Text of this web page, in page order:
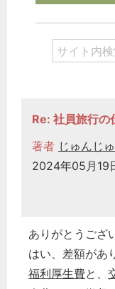
Re: 社員旅行の
著者 じゅんじ
2024年05月19
ありがとうござ
はい、差額があ
福利厚生費と、